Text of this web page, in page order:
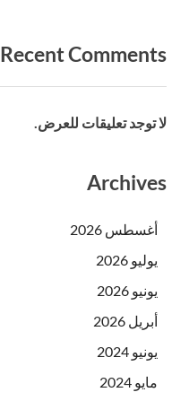
Recent Comments
لا توجد تعليقات للعرض.
Archives
أغسطس 2026
يوليو 2026
يونيو 2026
أبريل 2026
يونيو 2024
مايو 2024